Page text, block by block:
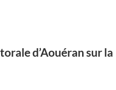
d’Aouéran sur la